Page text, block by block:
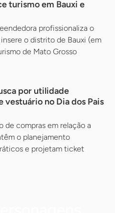
turismo em Bauxi e
profissionaliza o
o distrito de Bauxi (em
de Mato Grosso
por utilidade
no Dia dos Pais
de compras em relação a
o planejamento
e projetam ticket